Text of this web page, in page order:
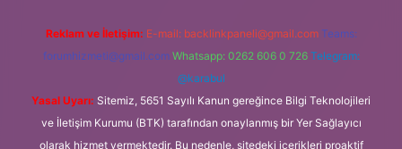
Reklam ve İletişim: E-mail: backlinkpaneli@gmail.com Teams:
forumhizmeti@gmail.com Whatsapp: 0262 606 0 726 Telegram:
@karabul
Yasal Uyarı: Sitemiz, 5651 Sayılı Kanun gereğince Bilgi Teknolojileri
ve İletişim Kurumu (BTK) tarafından onaylanmış bir Yer Sağlayıcı
olarak hizmet vermektedir. Bu nedenle, sitedeki içerikleri proaktif